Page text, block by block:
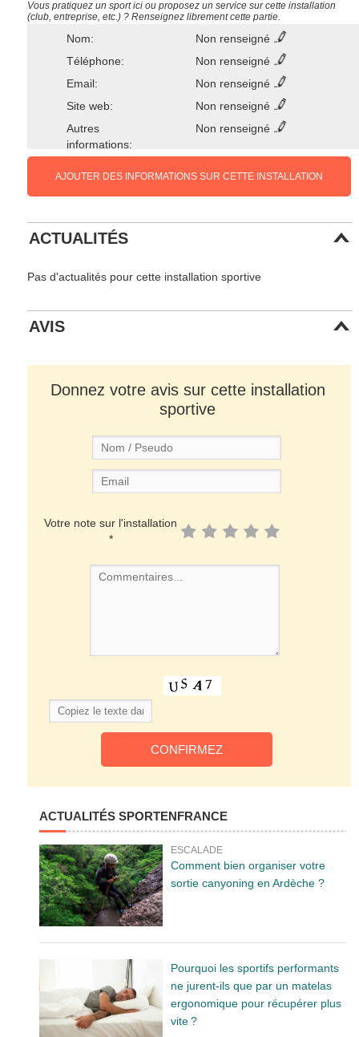
Vous pratiquez un sport ici ou proposez un service sur cette installation
(club, entreprise, etc.) ? Renseignez librement cette partie.
Nom:
Non renseigné
Téléphone:
Non renseigné
Email:
Non renseigné
Site web:
Non renseigné
Autres
informations:
Non renseigné
AJOUTER DES INFORMATIONS SUR CETTE INSTALLATION
ACTUALITÉS
Pas d'actualités pour cette installation sportive
AVIS
Donnez votre avis sur cette installation
sportive
Votre note sur l'installation
*
ACTUALITÉS SPORTENFRANCE
ESCALADE
Comment bien organiser votre
sortie canyoning en Ardèche ?
Pourquoi les sportifs performants
ne jurent-ils que par un matelas
ergonomique pour récupérer plus
vite ?